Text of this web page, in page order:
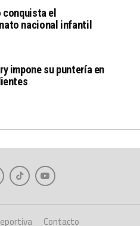
conquista el
nacional infantil
impone su puntería en
Contacto